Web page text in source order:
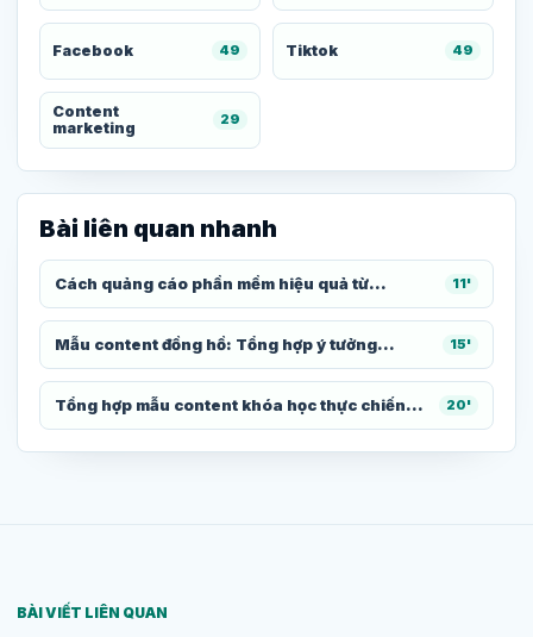
Facebook 49 Tiktok 49
Content
marketing
29
Bài liên quan nhanh
Cách quảng cáo phần mềm hiệu quả từ... 11'
Mẫu content đồng hồ: Tổng hợp ý tưởng... 15'
Tổng hợp mẫu content khóa học thực chiến... 20'
BÀI VIẾT LIÊN QUAN